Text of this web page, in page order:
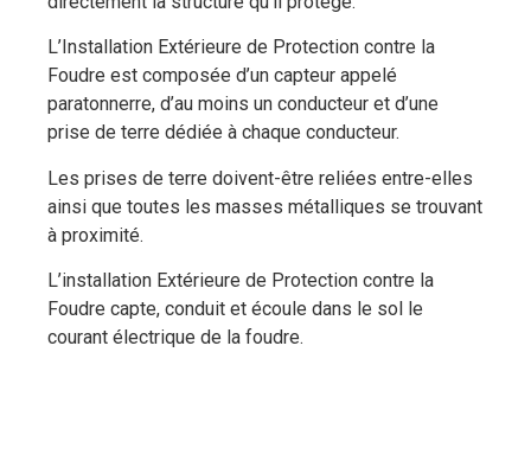
L’Installation Extérieure de Protection contre la
Foudre est composée d’un capteur appelé
paratonnerre, d’au moins un conducteur et d’une
prise de terre dédiée à chaque conducteur.
Les prises de terre doivent-être reliées entre-elles
ainsi que toutes les masses métalliques se trouvant
à proximité.
L’installation Extérieure de Protection contre la
Foudre capte, conduit et écoule dans le sol le
courant électrique de la foudre.